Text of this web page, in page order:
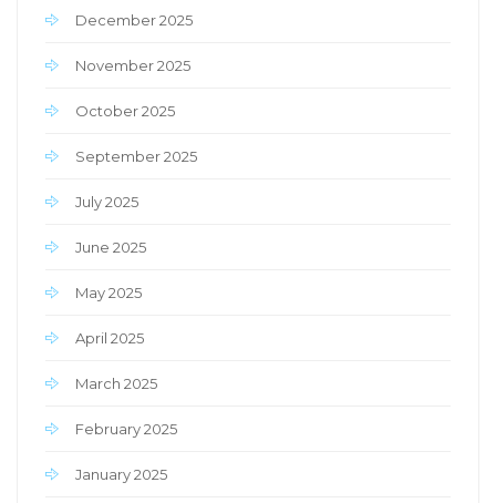
December 2025
November 2025
October 2025
September 2025
July 2025
June 2025
May 2025
April 2025
March 2025
February 2025
January 2025